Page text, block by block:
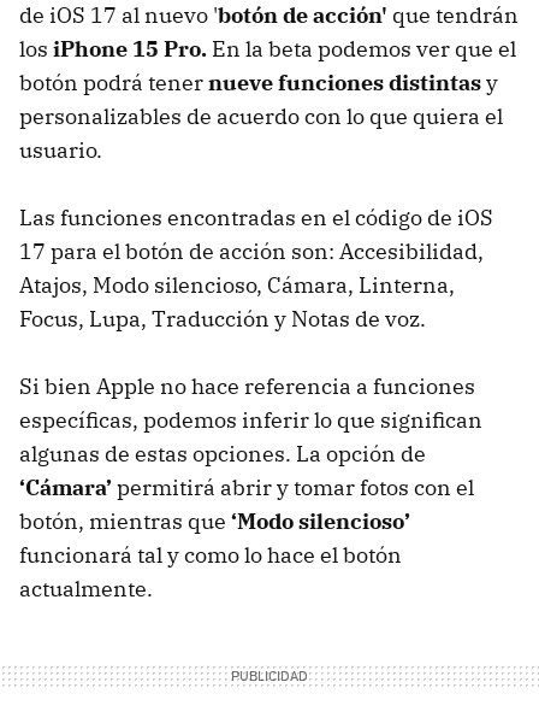
de iOS 17 al nuevo 'botón de acción' que tendrán
los iPhone 15 Pro. En la beta podemos ver que el
botón podrá tenernueve funciones distintasy
personalizables de acuerdo con lo que quiera el
usuario.
Las funciones encontradas en el código de iOS
17 para el botón de acción son: Accesibilidad,
Atajos, Modo silencioso, Cámara, Linterna,
Focus, Lupa, Traducción y Notas de voz.
Si bien Apple no hace referencia a funciones
específicas, podemos inferir lo que significan
algunas de estas opciones. La opción de
‘Cámara’ permitirá abrir y tomar fotos con el
botón, mientras que ‘Modo silencioso’
funcionará tal y como lo hace el botón
actualmente.